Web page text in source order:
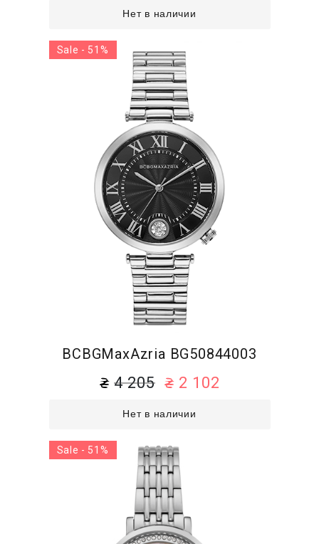
Нет в наличии
BCBGMaxAzria BG50844003
4 205 2 102
Нет в наличии
Sale - 51%
Sale - 51%